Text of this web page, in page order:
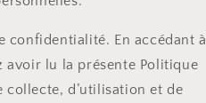
confidentialité. En accédant à
avoir lu la présente Politique
d’utilisation et de